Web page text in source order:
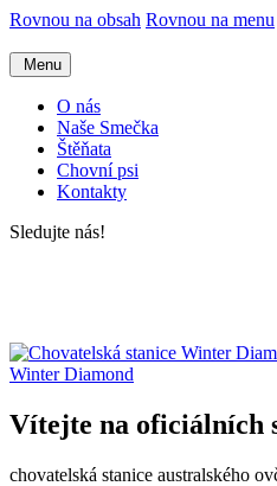
Rovnou na obsah Rovnou na menu
Menu
O nás
Naše Smečka
Štěňata
Chovní psi
Kontakty
Sledujte nás!
Winter Diamond
Vítejte na oficiálních
chovatelská stanice australského